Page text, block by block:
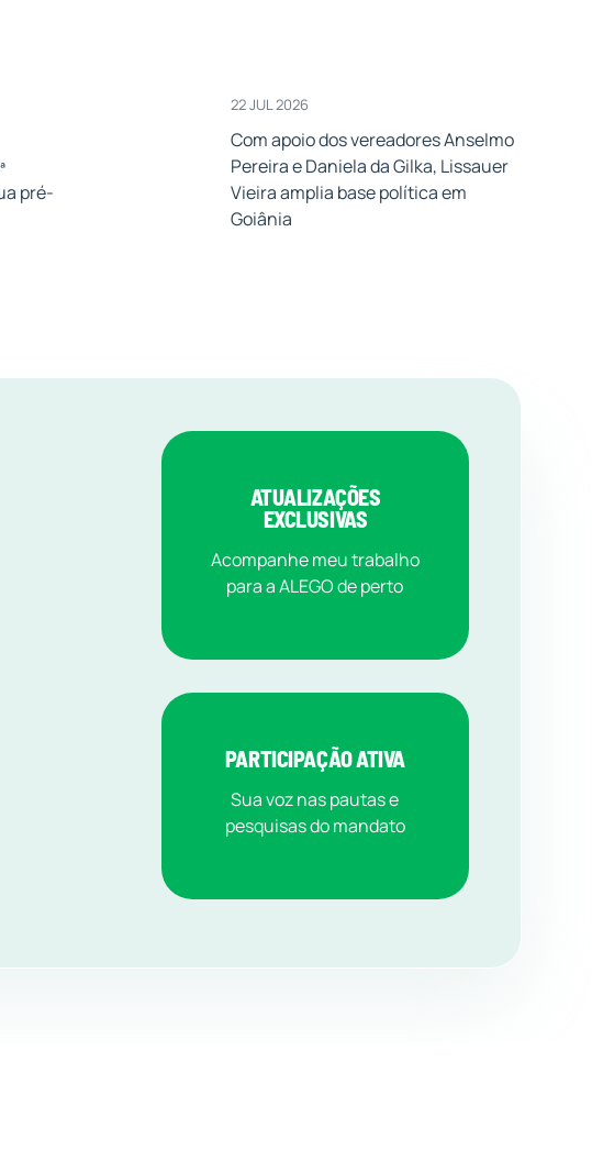
pré-
22 JUL 2026
Com apoio dos vereadores Anselmo
Pereira e Daniela da Gilka, Lissauer
Vieira amplia base política em
Goiânia
ATUALIZAÇÕES
EXCLUSIVAS
Acompanhe meu trabalho
para a ALEGO de perto
PARTICIPAÇÃO ATIVA
Sua voz nas pautas e
pesquisas do mandato